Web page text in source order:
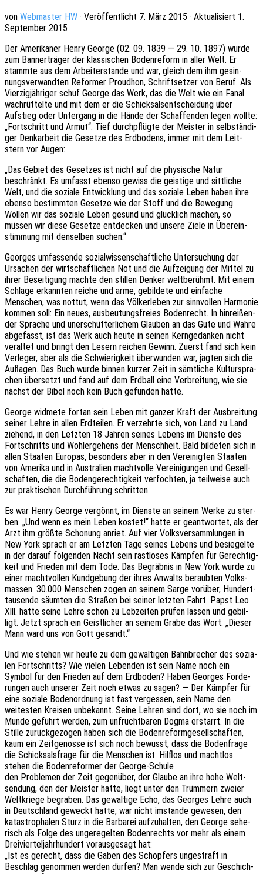
von Webmaster HW · Veröffentlicht 7. März 2015 · Aktualisiert 1.
September 2015
Der Ameri­ka­ner Henry George (02. 09. 1839 — 29. 10. 1897) wurde
zum Banner­trä­ger der klas­si­schen Boden­re­form in aller Welt. Er
stamm­te aus dem Arbei­ter­stan­de und war, gleich dem ihm gesin­
nungs­ver­wand­ten Refor­mer Proudhon, Schrift­set­zer von Beruf. Als
Vier­zig­jäh­ri­ger schuf George das Werk, das die Welt wie ein Fanal
wach­rüt­tel­te und mit dem er die Schick­sals­ent­schei­dung über
Aufstieg oder Unter­gang in die Hände der Schaf­fen­den legen wollte:
„Fort­schritt und Armut“: Tief durch­pflüg­te der Meis­ter in selb­stän­di­
ger Denk­ar­beit die Geset­ze des Erdbo­dens, immer mit dem Leit­
stern vor Augen:
„Das Gebiet des Geset­zes ist nicht auf die physi­sche Natur
beschränkt. Es umfasst ebenso gewiss die geis­ti­ge und sitt­li­che
Welt, und die sozia­le Entwick­lung und das sozia­le Leben haben ihre
ebenso bestimm­ten Geset­ze wie der Stoff und die Bewe­gung.
Wollen wir das sozia­le Leben gesund und glück­lich machen, so
müssen wir diese Geset­ze entde­cken und unsere Ziele in Über­ein­
stim­mung mit densel­ben suchen.“
Geor­ges umfas­sen­de sozi­al­wis­sen­schaft­li­che Unter­su­chung der
Ursa­chen der wirt­schaft­li­chen Not und die Aufzei­gung der Mittel zu
ihrer Besei­ti­gung machte den stil­len Denker welt­be­rühmt. Mit einem
Schla­ge erkann­ten reiche und arme, gebil­de­te und einfa­che
Menschen, was nottut, wenn das Völker­le­ben zur sinn­vol­len Harmo­nie
kommen soll: Ein neues, ausbeu­tungs­frei­es Boden­recht. In hinrei­ßen­
der Spra­che und uner­schüt­ter­li­chem Glau­ben an das Gute und Wahre
abge­fasst, ist das Werk auch heute in seinen Kern­ge­dan­ken nicht
veral­tet und bringt den Lesern reichen Gewinn. Zuerst fand sich kein
Verle­ger, aber als die Schwie­rig­keit über­wun­den war, jagten sich die
Aufla­gen. Das Buch wurde binnen kurzer Zeit in sämt­li­che Kultur­spra­
chen über­setzt und fand auf dem Erdball eine Verbrei­tung, wie sie
nächst der Bibel noch kein Buch gefun­den hatte.
George widme­te fortan sein Leben mit ganzer Kraft der Ausbrei­tung
seiner Lehre in allen Erdtei­len. Er verzehr­te sich, von Land zu Land
ziehend, in den Letz­ten 18 Jahren seines Lebens im Diens­te des
Fort­schritts und Wohl­erge­hens der Mensch­heit. Bald bilde­ten sich in
allen Staa­ten Euro­pas, beson­ders aber in den Verei­nig­ten Staa­ten
von Ameri­ka und in Austra­li­en macht­vol­le Verei­ni­gun­gen und Gesell­
schaf­ten, die die Boden­ge­rech­tig­keit verfoch­ten, ja teil­wei­se auch
zur prak­ti­schen Durch­füh­rung schritten.
Es war Henry George vergönnt, im Diens­te an seinem Werke zu ster­
ben. „Und wenn es mein Leben kostet!“ hatte er geant­wor­tet, als der
Arzt ihm größte Scho­nung anriet. Auf vier Volks­ver­samm­lun­gen in
New York sprach er am Letz­ten Tage seines Lebens und besie­gel­te
in der darauf folgen­den Nacht sein rast­lo­ses Kämp­fen für Gerech­tig­
keit und Frie­den mit dem Tode. Das Begräb­nis in New York wurde zu
einer macht­vol­len Kund­ge­bung der ihres Anwalts beraub­ten Volks­
mas­sen. 30.000 Menschen zogen an seinem Sarge vorüber, Hundert­
tau­sen­de säum­ten die Stra­ßen bei seiner letz­ten Fahrt. Papst Leo
Xlll. hatte seine Lehre schon zu Lebzei­ten prüfen lassen und gebil­
ligt. Jetzt sprach ein Geist­li­cher an seinem Grabe das Wort: „Dieser
Mann ward uns von Gott gesandt.“
Und wie stehen wir heute zu dem gewal­ti­gen Bahn­bre­cher des sozia­
len Fort­schritts? Wie vielen Leben­den ist sein Name noch ein
Symbol für den Frie­den auf dem Erdbo­den? Haben Geor­ges Forde­
run­gen auch unse­rer Zeit noch etwas zu sagen? — Der Kämp­fer für
eine sozia­le Boden­ord­nung ist fast verges­sen, sein Name den
weites­ten Krei­sen unbe­kannt. Seine Lehren sind dort, wo sie noch im
Munde geführt werden, zum unfrucht­ba­ren Dogma erstarrt. In die
Stille zurück­ge­zo­gen haben sich die Boden­re­form­ge­sell­schaf­ten,
kaum ein Zeit­ge­nos­se ist sich noch bewusst, dass die Boden­fra­ge
die Schick­sals­fra­ge für die Menschen ist. Hilf­los und macht­los
stehen die Boden­re­for­mer der George-Schule
den Proble­men der Zeit gegen­über, der Glaube an ihre hohe Welt­
sen­dung, den der Meis­ter hatte, liegt unter den Trüm­mern zweier
Welt­krie­ge begra­ben. Das gewal­ti­ge Echo, das Geor­ges Lehre auch
in Deutsch­land geweckt hatte, war nicht imstan­de gewe­sen, den
kata­stro­pha­len Sturz in die Barba­rei aufzu­hal­ten, den George sehe­
risch als Folge des unge­re­gel­ten Boden­rechts vor mehr als einem
Drei­vier­tel­jahr­hun­dert voraus­ge­sagt hat:
„Ist es gerecht, dass die Gaben des Schöp­fers unge­straft in
Beschlag genom­men werden dürfen? Man wende sich zur Geschich­